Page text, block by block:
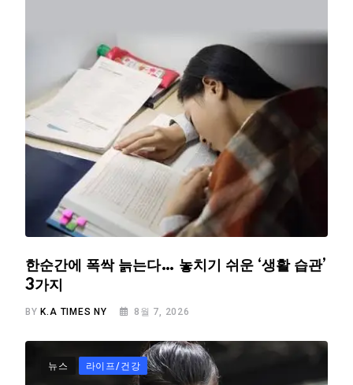
한순간에 폭싹 늙는다… 놓치기 쉬운 ‘생활 습관’
3가지
BY K.A TIMES NY 8월 7, 2026
뉴스 라이프/건강